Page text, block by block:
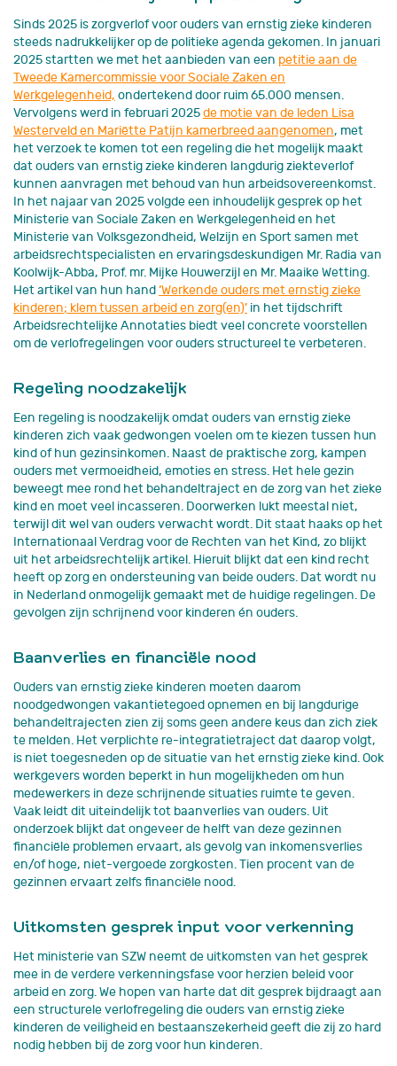
Sinds 2025 is zorgverlof voor ouders van ernstig zieke kinderen
steeds nadrukkelijker op de politieke agenda gekomen. In januari
2025 startten we met het aanbieden van een petitie aan de
Tweede Kamercommissie voor Sociale Zaken en
Werkgelegenheid, ondertekend door ruim 65.000 mensen.
Vervolgens werd in februari 2025de motie van de leden Lisa
Westerveld en Mariëtte Patijn kamerbreed aangenomen, met
het verzoek te komen tot een regeling die het mogelijk maakt
dat ouders van ernstig zieke kinderen langdurig ziekteverlof
kunnen aanvragen met behoud van hun arbeidsovereenkomst.
In het najaar van 2025 volgde een inhoudelijk gesprek op het
Ministerie van Sociale Zaken en Werkgelegenheid en het
Ministerie van Volksgezondheid, Welzijn en Sport samen met
arbeidsrechtspecialisten en ervaringsdeskundigen Mr. Radia van
Koolwijk-Abba, Prof. mr. Mijke Houwerzijl en Mr. Maaike Wetting.
Het artikel van hun hand‘Werkende ouders met ernstig zieke
kinderen; klem tussen arbeid en zorg(en)’ in het tijdschrift
Arbeidsrechtelijke Annotaties biedt veel concrete voorstellen
om de verlofregelingen voor ouders structureel te verbeteren.
Regeling noodzakelijk
Een regeling is noodzakelijk omdat ouders van ernstig zieke
kinderen zich vaak gedwongen voelen om te kiezen tussen hun
kind of hun gezinsinkomen. Naast de praktische zorg, kampen
ouders met vermoeidheid, emoties en stress. Het hele gezin
beweegt mee rond het behandeltraject en de zorg van het zieke
kind en moet veel incasseren. Doorwerken lukt meestal niet,
terwijl dit wel van ouders verwacht wordt. Dit staat haaks op het
Internationaal Verdrag voor de Rechten van het Kind, zo blijkt
uit het arbeidsrechtelijk artikel. Hieruit blijkt dat een kind recht
heeft op zorg en ondersteuning van beide ouders. Dat wordt nu
in Nederland onmogelijk gemaakt met de huidige regelingen. De
gevolgen zijn schrijnend voor kinderen én ouders.
Baanverlies en financiële nood
Ouders van ernstig zieke kinderen moeten daarom
noodgedwongen vakantietegoed opnemen en bij langdurige
behandeltrajecten zien zij soms geen andere keus dan zich ziek
te melden. Het verplichte re-integratietraject dat daarop volgt,
is niet toegesneden op de situatie van het ernstig zieke kind. Ook
werkgevers worden beperkt in hun mogelijkheden om hun
medewerkers in deze schrijnende situaties ruimte te geven.
Vaak leidt dit uiteindelijk tot baanverlies van ouders. Uit
onderzoek blijkt dat ongeveer de helft van deze gezinnen
financiële problemen ervaart, als gevolg van inkomensverlies
en/of hoge, niet-vergoede zorgkosten. Tien procent van de
gezinnen ervaart zelfs financiële nood.
Uitkomsten gesprek input voor verkenning
Het ministerie van SZW neemt de uitkomsten van het gesprek
mee in de verdere verkenningsfase voor herzien beleid voor
arbeid en zorg. We hopen van harte dat dit gesprek bijdraagt aan
een structurele verlofregeling die ouders van ernstig zieke
kinderen de veiligheid en bestaanszekerheid geeft die zij zo hard
nodig hebben bij de zorg voor hun kinderen.